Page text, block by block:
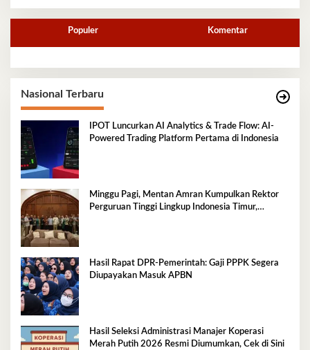
Populer Komentar
Nasional Terbaru
IPOT Luncurkan AI Analytics & Trade Flow: AI-
Powered Trading Platform Pertama di Indonesia
Minggu Pagi, Mentan Amran Kumpulkan Rektor
Perguruan Tinggi Lingkup Indonesia Timur,
Hasil Rapat DPR‑Pemerintah: Gaji PPPK Segera
Diupayakan Masuk APBN
Hasil Seleksi Administrasi Manajer Koperasi
Merah Putih 2026 Resmi Diumumkan, Cek di Sini